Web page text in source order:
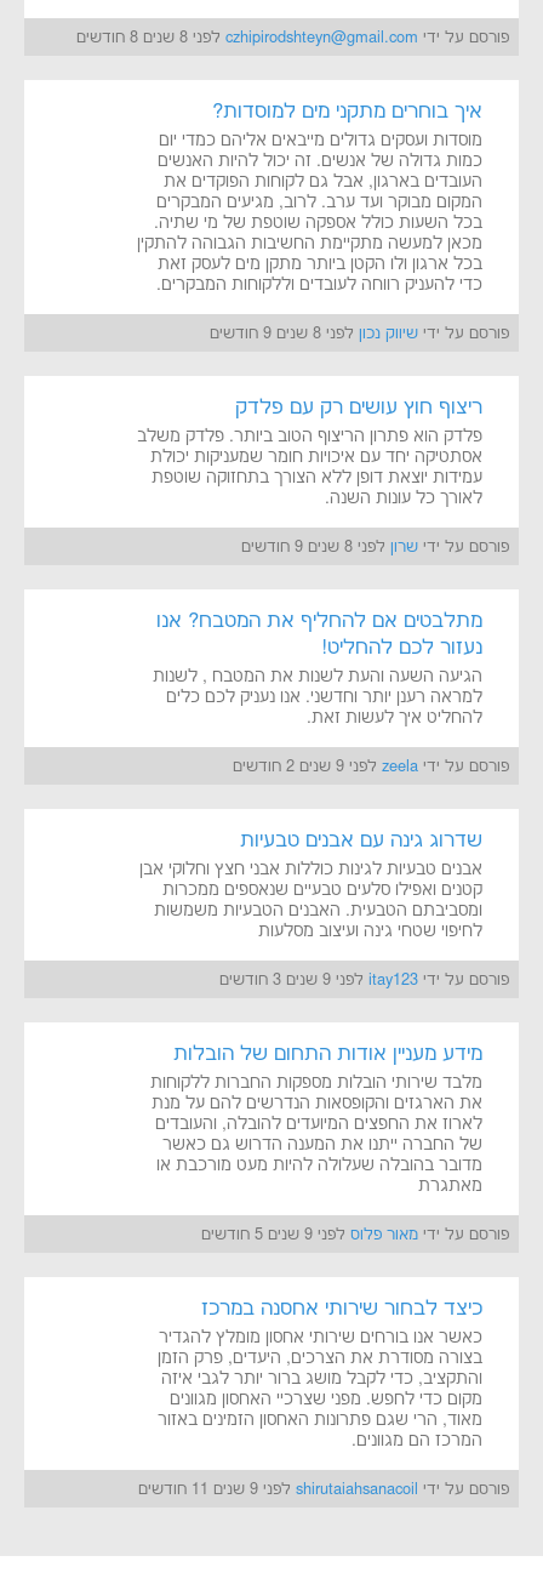
פורסם על ידי czhipirodshteyn@gmail.com לפני 8 שנים 8 חודשים
איך בוחרים מתקני מים למוסדות?
מוסדות ועסקים גדולים מייבאים אליהם כמדי יום
כמות גדולה של אנשים. זה יכול להיות האנשים
העובדים בארגון, אבל גם לקוחות הפוקדים את
המקום מבוקר ועד ערב. לרוב, מגיעים המבקרים
בכל השעות כולל אספקה שוטפת של מי שתיה.
מכאן למעשה מתקיימת החשיבות הגבוהה להתקין
בכל ארגון ולו הקטן ביותר מתקן מים לעסק זאת
כדי להעניק רווחה לעובדים וללקוחות המבקרים.
פורסם על ידי שיווק נכון לפני 8 שנים 9 חודשים
ריצוף חוץ עושים רק עם פלדק
פלדק הוא פתרון הריצוף הטוב ביותר. פלדק משלב
אסתטיקה יחד עם איכויות חומר שמעניקות יכולת
עמידות יוצאת דופן ללא הצורך בתחזוקה שוטפת
לאורך כל עונות השנה.
פורסם על ידי שרון לפני 8 שנים 9 חודשים
מתלבטים אם להחליף את המטבח? אנו
נעזור לכם להחליט!
הגיעה השעה והעת לשנות את המטבח , לשנות
למראה רענן יותר וחדשני. אנו נעניק לכם כלים
להחליט איך לעשות זאת.
פורסם על ידי zeela לפני 9 שנים 2 חודשים
שדרוג גינה עם אבנים טבעיות
אבנים טבעיות לגינות כוללות אבני חצץ וחלוקי אבן
קטנים ואפילו סלעים טבעיים שנאספים ממכרות
ומסביבתם הטבעית. האבנים הטבעיות משמשות
לחיפוי שטחי גינה ועיצוב מסלעות
פורסם על ידי itay123 לפני 9 שנים 3 חודשים
מידע מעניין אודות התחום של הובלות
מלבד שירותי הובלות מספקות החברות ללקוחות
את הארגזים והקופסאות הנדרשים להם על מנת
לארוז את החפצים המיועדים להובלה, והעובדים
של החברה ייתנו את המענה הדרוש גם כאשר
מדובר בהובלה שעלולה להיות מעט מורכבת או
מאתגרת
פורסם על ידי מאור פלוס לפני 9 שנים 5 חודשים
כיצד לבחור שירותי אחסנה במרכז
כאשר אנו בורחים שירותי אחסון מומלץ להגדיר
בצורה מסודרת את הצרכים, היעדים, פרק הזמן
והתקציב, כדי לקבל מושג ברור יותר לגבי איזה
מקום כדי לחפש. מפני שצרכיי האחסון מגוונים
מאוד, הרי שגם פתרונות האחסון הזמינים באזור
המרכז הם מגוונים.
פורסם על ידי shirutaiahsanacoil לפני 9 שנים 11 חודשים